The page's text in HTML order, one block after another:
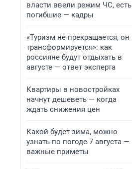
власти ввели режим ЧС, есть
погибшие — кадры
«Туризм не прекращается, он
трансформируется»: как
россияне будут отдыхать в
августе — ответ эксперта
Квартиры в новостройках
начнут дешеветь — когда
ждать снижения цен
Какой будет зима, можно
узнать по погоде 7 августа —
важные приметы